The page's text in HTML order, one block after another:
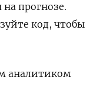
прогнозе.
код, чтобы
аналитиком